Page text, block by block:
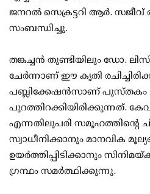
ജനറൽ സെക്രട്ടറി ആർ. സജീവ്
സംബന്ധിച്ചു.
തങ്കച്ചൻ തുണ്ടിയിലും ഡോ.
ചേർന്നാണ് ഈ കൃതി
പബ്ലിക്കേഷൻസാണ് പുസ്തകം
പുറത്തിറക്കിയിരിക്കുന്നത്.
എന്നതിലുപരി സമൂഹത്തിന്റെ
സ്വാധീനിക്കാനും മാനവിക
ഉയർത്തിപ്പിടിക്കാനും
ഗ്രന്ഥം സമർത്ഥിക്കുന്നു.